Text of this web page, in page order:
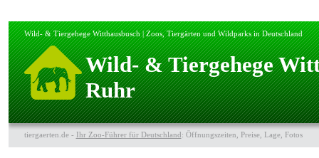
Wild- & Tiergehege Witthausbusch | Zoos, Tiergärten und Wildparks in Deutschland
Wild- & Tiergehege
Ruhr
tiergaerten.de - Ihr Zoo-Führer für Deutschland: Öffnungszeiten, Preise, Lage, Fotos